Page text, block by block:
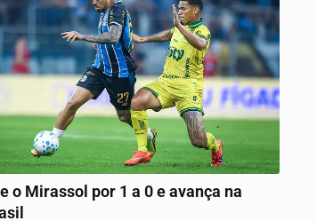
o Mirassol por 1 a 0 e avança na